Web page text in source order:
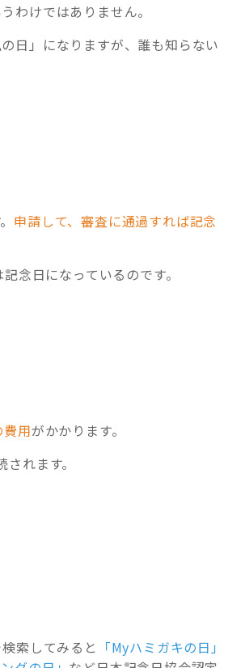
わけではありません。
日」になりますが、誰も知らない
申請して、審査に通過すれば記念
念日になっているのです。
用がかかります。
れます。
索してみると 「Myハミガキの日」